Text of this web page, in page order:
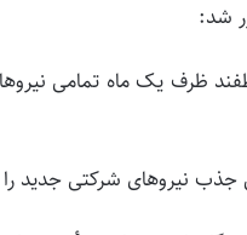
شد:
ظرف یک ماه تمامی